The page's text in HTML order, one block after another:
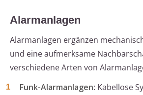
Alarmanlagen
Alarmanlagen ergänzen
und eine aufmerksame
verschiedene Arten von
Funk-Alarmanlagen: Kabellose